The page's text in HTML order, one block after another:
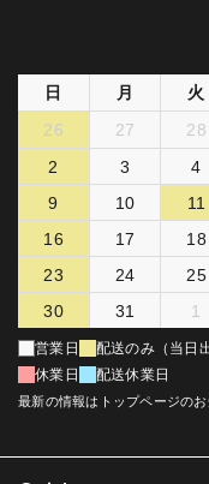
日 月 火
26
27 28
2
3 4
9
10 11
16
17 18
23
24 25
30
31 1
営業日
配送のみ（当日
休業日
配送休業日
最新の情報はトップページのお